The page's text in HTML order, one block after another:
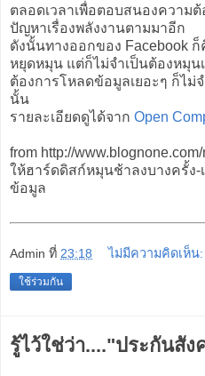
ตลอดเวลาเพื่อตอบสนองความ
ปัญหาเรื่องพลังงานตามมาอีก
ดังนั้นทางออกของ Facebook
หยุดหมุน แต่ก็ไม่จำเป็นต้องหมุน
ต้องการโหลดข้อมูลเยอะๆ ก็ไม่
นั้น
รายละเอียดดูได้จาก Open
from http://
ให้ฮาร์ดดิสก์หมุนช้าลงบางครั้ง-
ข้อมูล
Admin ที่ 23:18 ไม่มีความคิดเห็น:
ใช้ร่วมกัน
รู้ไว้ใช่ว่า...."ประกันสั